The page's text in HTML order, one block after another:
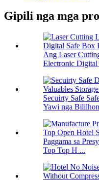
Gipili nga mga
Ang Laser
Electronic Digital
Secuirty Safe
Yawi nga
Paggama sa
Top Top H ...